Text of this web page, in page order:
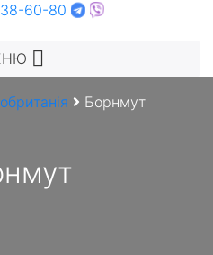
60-80
Борнмут